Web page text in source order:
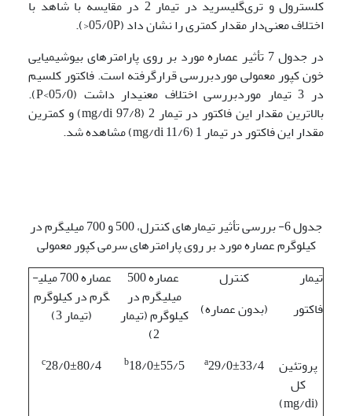
کلسترول و تری‌گلیسرید در تیمار 2 در مقایسه با شاهد با
اختلاف معنی‌دار مقدار کمتری را نشان داد (05/0P<).
در جدول 7 تأثیر عصاره مورد بر روی پارامترهای بیوشیمیایی
خون کپور معمولی موردبررسی قرارگرفته است. فاکتور کلسیم
در 3 تیمار موردبررسی اختلاف معنی­دار داشت (05/0>P).
بالاترین مقدار این فاکتور در تیمار 2 (mg/di 97/8) و کمترین
مقدار این فاکتور در تیمار 1 (mg/di 11/6) مشاهده شد.
جدول 6- بررسی تأثیر تیمارهای کنترل، 500 و 700 میلی­گرم در
کیلوگرم عصاره مورد بر روی پارامترهای سرمی کپور معمولی
تیمار
فاکتور
کنترل
(بدون عصاره)
عصاره 500
میلی­گرم در
کیلوگرم (تیمار
2)
عصاره 700 میلی­
گرم در کیلوگرم
(تیمار 3)
پروتئین
کل
(mg/di)
a29/0±33/4
b18/0±55/5
c28/0±80/4